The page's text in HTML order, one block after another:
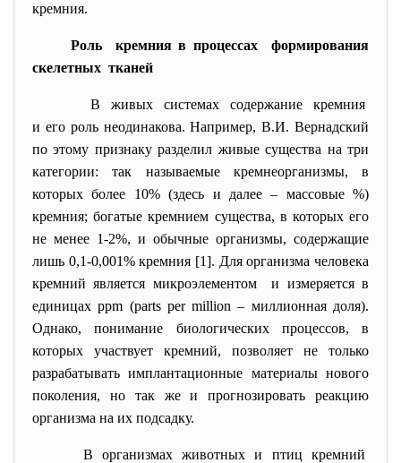
кремния.
Роль кремния в процессах формирования
скелетных тканей
В живых системах содержание кремния
и его роль неодинакова. Например, В.И. Вернадский
по этому признаку разделил живые существа на три
категории: так называемые кремнеорганизмы, в
которых более 10% (здесь и далее – массовые %)
кремния; богатые кремнием существа, в которых его
не менее 1-2%, и обычные организмы, содержащие
лишь 0,1-0,001% кремния [1]. Для организма человека
кремний является микроэлементом и измеряется в
единицах ppm (parts per million – миллионная доля).
Однако, понимание биологических процессов, в
которых участвует кремний, позволяет не только
разрабатывать имплантационные материалы нового
поколения, но так же и прогнозировать реакцию
организма на их подсадку.
В организмах животных и птиц кремний